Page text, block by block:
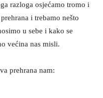
razloga osjećamo tromo i
i trebamo nešto
u sebe i kako se
većina nas misli.
prehrana nam: